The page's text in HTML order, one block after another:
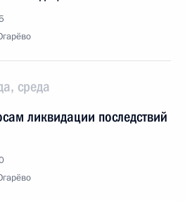
среда
ликвидации последствий